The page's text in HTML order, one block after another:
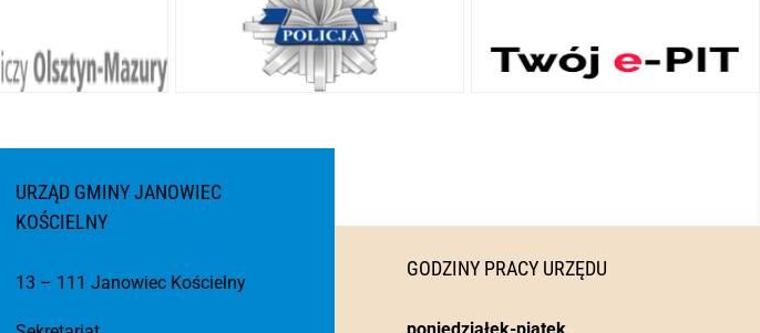
URZĄD GMINY JANOWIEC
KOŚCIELNY
13 – 111 Janowiec Kościelny
GODZINY PRACY URZĘDU